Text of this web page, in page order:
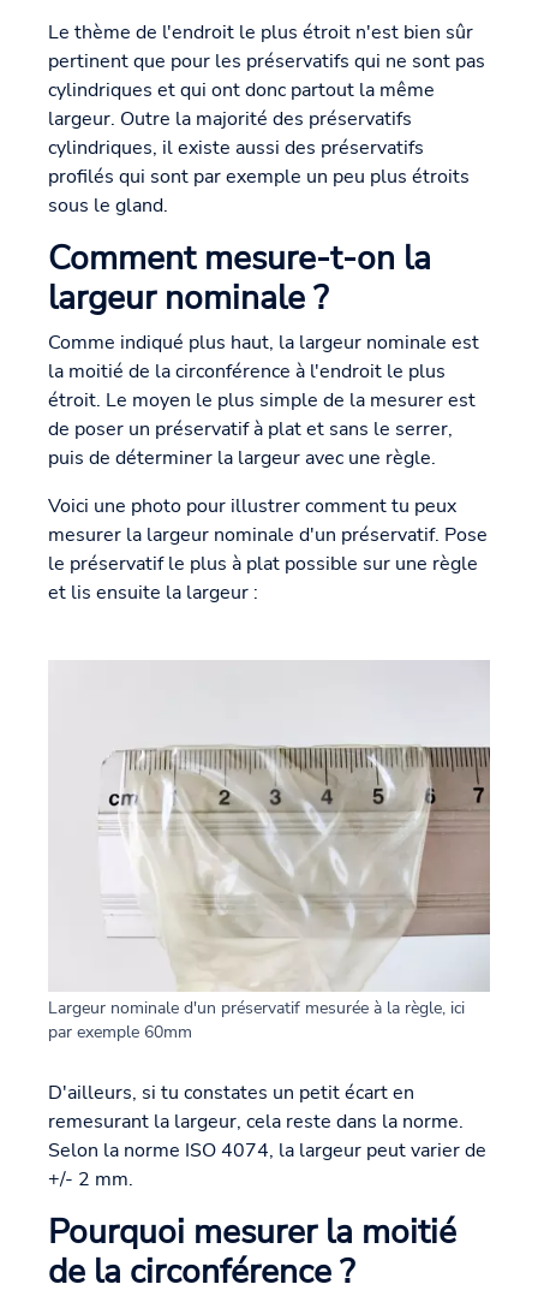
Le thème de l'endroit le plus étroit n'est bien sûr
pertinent que pour les préservatifs qui ne sont pas
cylindriques et qui ont donc partout la même
largeur. Outre la majorité des préservatifs
cylindriques, il existe aussi des préservatifs
profilés qui sont par exemple un peu plus étroits
sous le gland.
Comment mesure-t-on la
largeur nominale ?
Comme indiqué plus haut, la largeur nominale est
la moitié de la circonférence à l'endroit le plus
étroit. Le moyen le plus simple de la mesurer est
de poser un préservatif à plat et sans le serrer,
puis de déterminer la largeur avec une règle.
Voici une photo pour illustrer comment tu peux
mesurer la largeur nominale d'un préservatif. Pose
le préservatif le plus à plat possible sur une règle
et lis ensuite la largeur :
Largeur nominale d'un préservatif mesurée à la règle, ici
par exemple 60mm
D'ailleurs, si tu constates un petit écart en
remesurant la largeur, cela reste dans la norme.
Selon la norme ISO 4074, la largeur peut varier de
+/- 2 mm.
Pourquoi mesurer la moitié
de la circonférence ?